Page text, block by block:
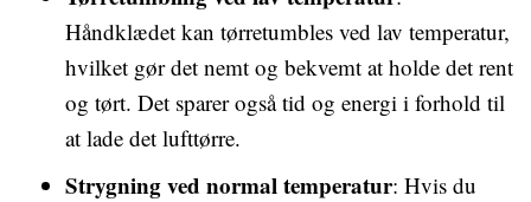
Håndklædet kan tørretumbles ved lav temperatur,
hvilket gør det nemt og bekvemt at holde det rent
og tørt. Det sparer også tid og energi i forhold til
at lade det lufttørre.
Strygning ved normal temperatur: Hvis du